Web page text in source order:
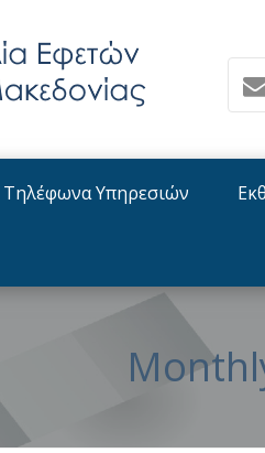
Εισαγγελείς
Τηλέφωνα Υπηρεσιών